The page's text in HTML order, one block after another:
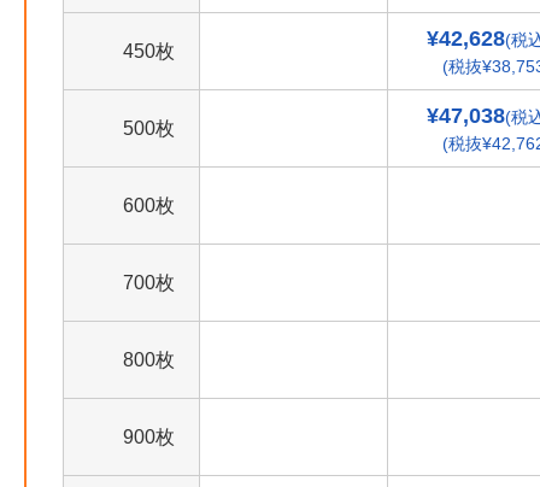
450枚
¥42,628(税
(税抜
500枚
¥47,038(税
(税抜
600枚
700枚
800枚
900枚